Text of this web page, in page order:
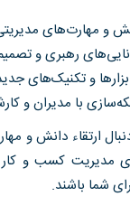
و مهارت‌های
رهبری و
و تکنیک‌های
با مدیران و
ارتقاء دانش و
مدیریت کسب و کار
شما باشند.